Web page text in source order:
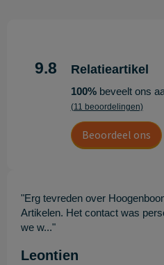
9.8 Relatieartikel
100%beveelt ons
(11 beoordelingen)
Beoordeel ons
"Erg tevreden over
Artikelen. Het contact was
we w..."
Leontien